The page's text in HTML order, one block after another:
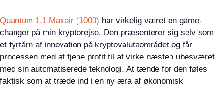
Quantum 1.1 Maxair (1000) har virkelig været en game-
changer på min kryptorejse. Den præsenterer sig selv som
et fyrtårn af innovation på kryptovalutaområdet og får
processen med at tjene profit til at virke næsten ubesværet
med sin automatiserede teknologi. At tænde for den føles
faktisk som at træde ind i en ny æra af økonomisk